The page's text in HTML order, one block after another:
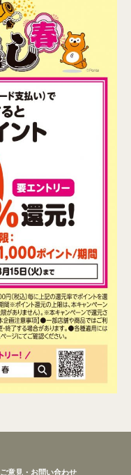
ご意見・お問い合わせ